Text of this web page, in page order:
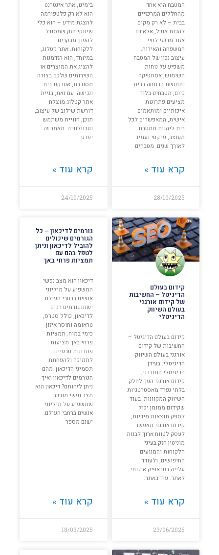
המטבח הוא אחד
מהחללים המרכזיים
בבית – לא רק מקום
להכנת אוכל, אלא גם
אזור מרכזי לחיי
המשפחה והאירוח.
עיצוב נכון של המטבח
משפיע על נוחות
השימוש, אסתטיקה
ותחושת הרווחה בבית.
כיום, מטבחים בלוד
מציעים פתרונות
איכותיים ומותאמים
אישית, המאפשרים לכל
בית ליהנות ממטבח
מעוצב, פרקטי ועמיד
לאורך שנים. מטבחים
קרא עוד »
28/10/2025
בימינו, אתר אינטרנט
הוא לא רק פלטפורמה
להצגת מידע – הוא כלי
שיווקי חזק שמסוגל
להפוך מבקרים
ללקוחות. אתר קטלוג,
במיוחד, הוא הזדמנות
להציג את המוצרים או
השירותים שלכם בצורה
מסודרת, אטרקטיבית
ונגישה. עם זאת, בניית
אתר קטלוג מוצלח
דורשת שילוב של עיצוב,
תוכן, חוויית משתמש
וטכנולוגיה. מאמר זה
יפרט
קרא עוד »
24/10/2025
קידום בעולם
הדיגיטל – החשיבות
של קידום אורגני
בעולם השיווק
הדיגיטלי
קידום בעולם הדיגיטל –
החשיבות של קידום
אורגני בעולם השיווק
הדיגיטלי. בעידן
הדיגיטלי המודרני,
קידום אורגני הפך לחלק
בלתי נפרד מאסטרטגיות
השיווק המקוונות. בעוד
שקידום ממומן יכול
לספק תוצאות מידיות,
קידום אורגני מאפשר
לעסק לטווח ארוך לבנות
מוניטין חזק בעיני
הלקוחות והמנועים
החיפושים, ולעודד
עלייה בטראפיק איכותי
לאתר. עוד באתר:
קרא עוד »
23/06/2025
גורמים לדיכאון – כל
הגורמים שיכולים
להוביל לדיכאון וניתן
לטפל בהם עם
תמציות פרחי באך
דיכאון הוא מצב נפשי
המשפיע על מיליוני
אנשים ברחבי העולם.
ישנם גורמים רבים
לדיכאון, כולל סטרס,
טראומה וחוסר איזון
כימי במוח. תמציות
פרחי באך מציעות
פתרונות טבעיים
לתמיכה ולהפחתת
תסמיני הדיכאון. מהם
הגורמים לדיכאון ואיך
ניתן לזהותם? דיכאון הוא
מצב נפשי מורכב
שמשפיע על מיליוני
אנשים ברחבי העולם.
ישנם מספר
קרא עוד »
18/03/2025